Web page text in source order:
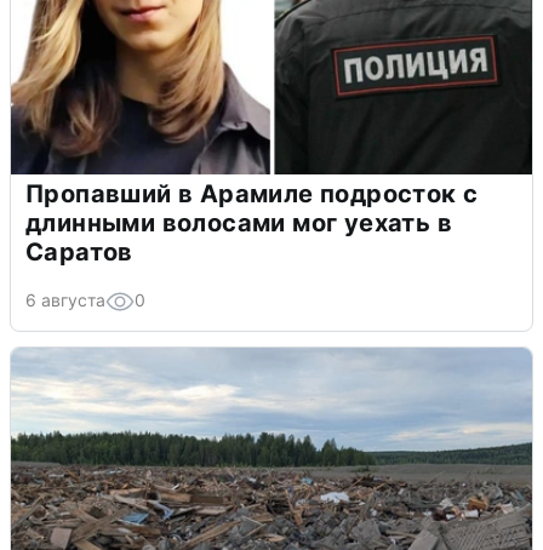
Пропавший в Арамиле подросток с
длинными волосами мог уехать в
Саратов
6 августа 0